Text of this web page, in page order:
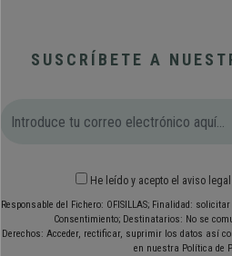
SUSCRÍBETE A
He leído y acepto el aviso legal
Responsable del Fichero: OFISILLAS; Finalidad:
Consentimiento; Destinatarios: No se
Derechos: Acceder, rectificar, suprimir los datos así
en nuestra Política de